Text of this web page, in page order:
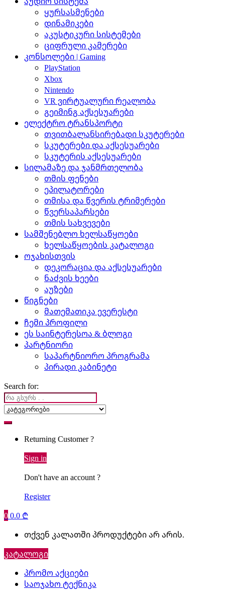
ყურსასმენები
დინამიკები
აკუსტიკური სისტემები
ციფრული კამერები
კონსოლები | Gaming
PlayStation
Xbox
Nintendo
VR ვირტუალური რეალობა
გეიმინგ აქსესუარები
ელექტრო ტრანსპორტი
თვითბალანსირებადი სკუტერები
სკუტერები და აქსესუარები
სკუტერის აქსესუარები
სილამაზე და ჯანმრთელობა
თმის ფენები
ეპილატორები
თმისა და წვერის ტრიმერები
წვერსაპარსები
თმის სახვევები
სამშენებლო ხელსაწყოები
ხელსაწყოების კატალოგი
ოჯახისთვის
დეკორაცია და აქსესუარები
ნაძვის ხეები
აუზები
წიგნები
მათემათიკა ევერესტი
ჩემი პროფილი
ეს საინტერესოა & ბლოგი
პარტნიორი
საპარტნიორო პროგრამა
პირადი კაბინეტი
Search for:
Returning Customer ?
Sign in
Don't have an account ?
Register
00.0 ₾
თქვენ კალათში პროდუქტები არ არის.
კატალოგი
პრომო აქციები
საოჯახო ტექნიკა